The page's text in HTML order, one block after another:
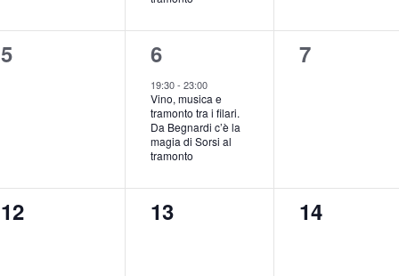
0
5
1
evento,
6
19:30- 23:00
Vino, musica e
tramonto tra i filari.
Da Begnardi c’è la
magia di Sorsi al
tramonto
0
7
0
12
0
13
0
14